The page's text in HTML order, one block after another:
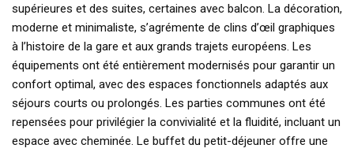
supérieures et des suites, certaines avec balcon. La décoration,
moderne et minimaliste, s’agrémente de clins d’œil graphiques
à l’histoire de la gare et aux grands trajets européens. Les
équipements ont été entièrement modernisés pour garantir un
confort optimal, avec des espaces fonctionnels adaptés aux
séjours courts ou prolongés. Les parties communes ont été
repensées pour privilégier la convivialité et la fluidité, incluant un
espace avec cheminée. Le buffet du petit-déjeuner offre une